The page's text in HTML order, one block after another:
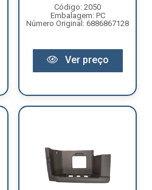
Código: 2050
Embalagem: PC
Número Original: 6886867128
Ver preço